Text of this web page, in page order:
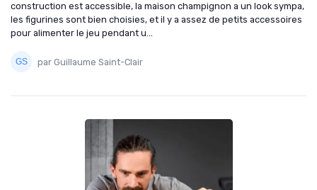
construction est accessible, la maison champignon a un look sympa,
les figurines sont bien choisies, et il y a assez de petits accessoires
pour alimenter le jeu pendant u...
par Guillaume Saint-Clair